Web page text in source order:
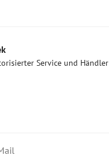
Service und Händler